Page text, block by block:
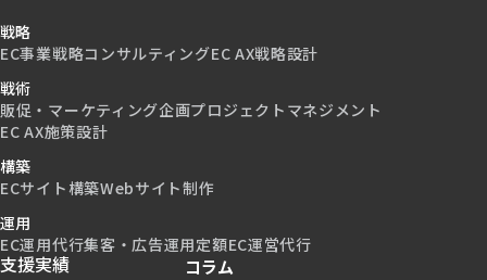
戦略
EC事業戦略コンサルティングEC AX戦略設計
戦術
販促・マーケティング企画プロジェクトマネジメント
EC AX施策設計
構築
ECサイト構築Webサイト制作
運用
EC運用代行集客・広告運用定額EC運営代行
支援実績 コラム